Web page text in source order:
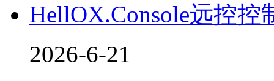
HellOX.Console远控控
2026-6-21